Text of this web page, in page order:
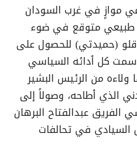
موازٍ في غرب السودان
طبيعي متوقع في ضوء
(حميدتي) للحصول على
كل أدائه السياسي
من الرئيس البشير
الذي أطاحه، وصولاً إلى
الفريق عبدالفتاح البرهان
السيادي في تحالفات